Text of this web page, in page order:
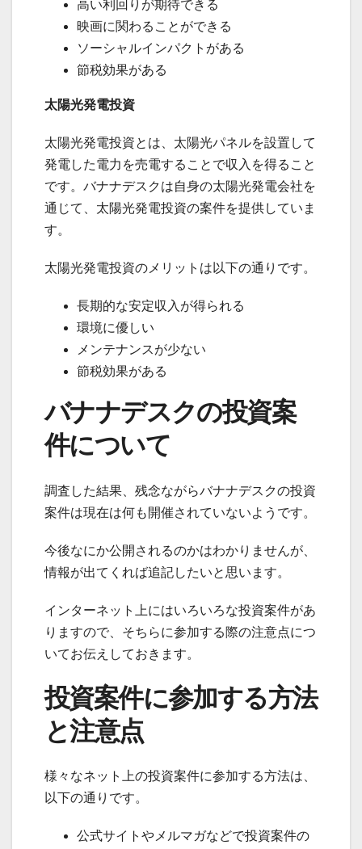
高い利回りが期待できる
映画に関わることができる
ソーシャルインパクトがある
節税効果がある
太陽光発電投資
太陽光発電投資とは、太陽光パネルを設置して
発電した電力を売電することで収入を得ること
です。バナナデスクは自身の太陽光発電会社を
通じて、太陽光発電投資の案件を提供していま
す。
太陽光発電投資のメリットは以下の通りです。
長期的な安定収入が得られる
環境に優しい
メンテナンスが少ない
節税効果がある
バナナデスクの投資案
件について
調査した結果、残念ながらバナナデスクの投資
案件は現在は何も開催されていないようです。
今後なにか公開されるのかはわかりませんが、
情報が出てくれば追記したいと思います。
インターネット上にはいろいろな投資案件があ
りますので、そちらに参加する際の注意点につ
いてお伝えしておきます。
投資案件に参加する方法
と注意点
様々なネット上の投資案件に参加する方法は、
以下の通りです。
公式サイトやメルマガなどで投資案件の